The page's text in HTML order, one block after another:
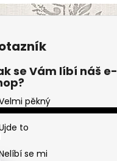
se Vám líbí náš e-
pěkný
to
se mi